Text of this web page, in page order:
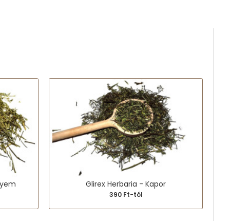
Glirex Herbaria - Kapor
390 Ft-tól